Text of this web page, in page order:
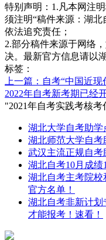
特别声明：1.凡本网注
须注明“稿件来源：湖北
依法追究责任；
2.部分稿件来源于网络
决。最新官方信息请以
标签：
上一篇：自考“中国近
2022年自考新考期已经
"2021年自考实践考核
湖北大学自考助学
湖北师范大学自考
武汉主流正规自
湖北自考10月成绩
湖北自考主考院
官方名单！
湖北自考非新计
才能报考！速看！